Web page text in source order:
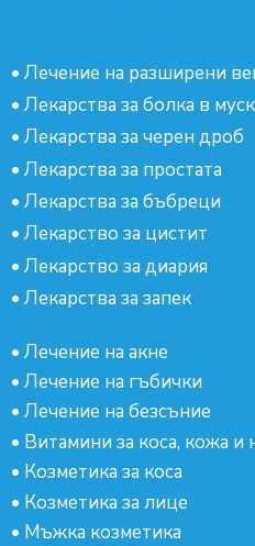
• Лечение на разширени
• Лекарства за болка в
• Лекарства за черен дроб
• Лекарства за простата
• Лекарства за бъбреци
• Лекарство за цистит
• Лекарство за диария
• Лекарства за запек
• Лечение на акне
• Лечение на гъбички
• Лечение на безсъние
• Витамини за коса, кожа и
• Козметика за коса
• Козметика за лице
• Мъжка козметика